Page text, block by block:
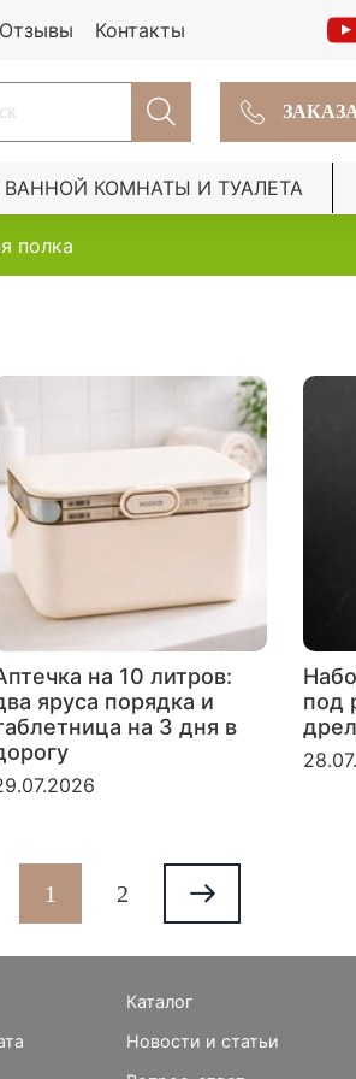
Отзывы Контакты
КОМНАТЫ И ТУАЛЕТА
полка
на 10 литров:
яруса порядка и
на 3 дня в
под
1 2
Каталог
Новости и статьи